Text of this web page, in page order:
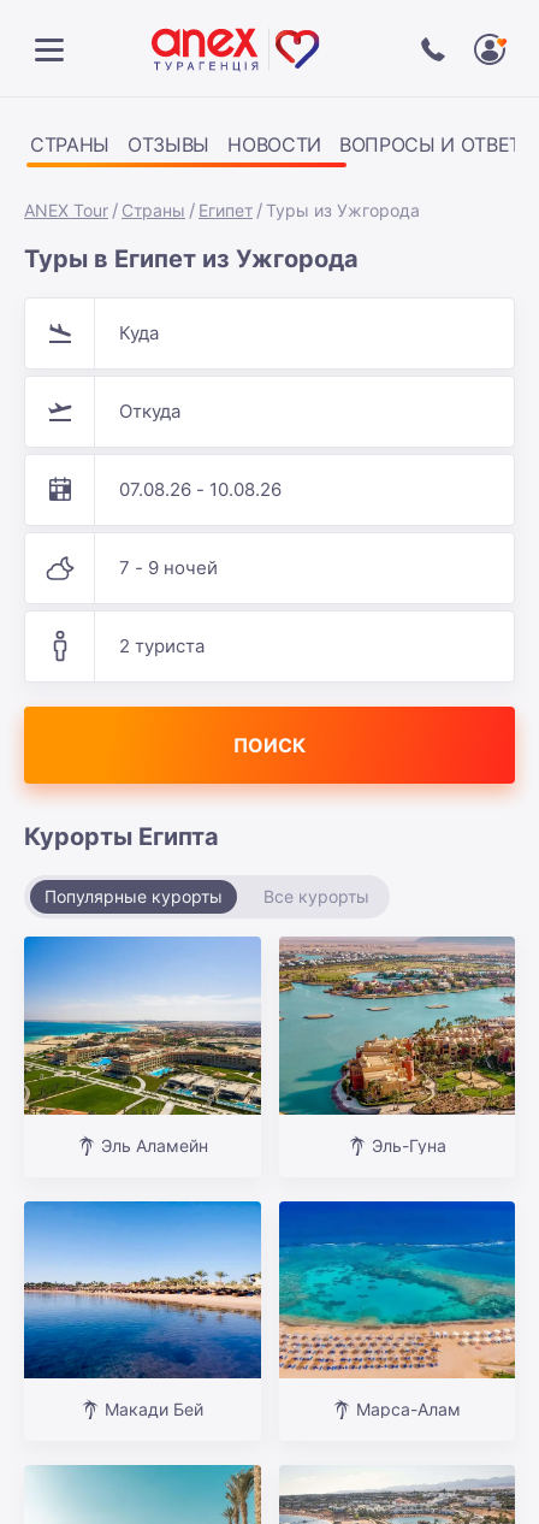
СТРАНЫ ОТЗЫВЫ НОВОСТИ ВОПРОСЫ И ОТВЕТЫ
ANEX Tour Страны Египет Туры из Ужгорода
Туры в Египет из Ужгорода
Куда
Откуда
07.08.26 - 10.08.26
7 - 9 ночей
2 туриста
ПОИСК
Курорты Египта
Популярные курорты Все курорты
Эль Аламейн Эль-Гуна
Макади Бей Марса-Алам